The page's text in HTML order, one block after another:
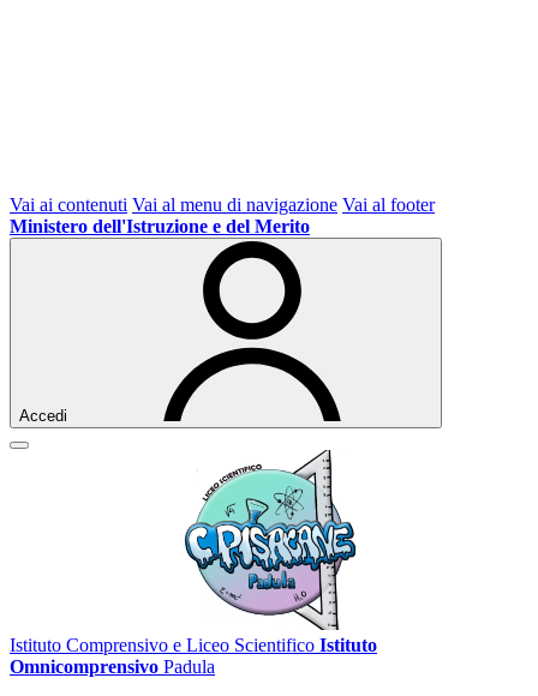
Vai ai contenuti Vai al menu di navigazione Vai al footer
Ministero dell'Istruzione e del Merito
Accedi
Istituto Comprensivo e Liceo Scientifico Istituto
Omnicomprensivo Padula